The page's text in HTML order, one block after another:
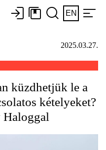
EN
2025.03.27.
küzdhetjük le a
kételyeket?